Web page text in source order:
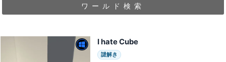
ワールド検索
I hate Cube
謎解き